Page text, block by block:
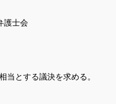
護士会
当 とする議決を求める 。